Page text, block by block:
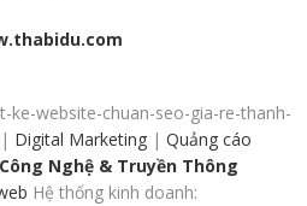
website-chuan-seo-gia-re-thanh-
| Digital Marketing | Quảng cáo
Nghệ & Truyền Thông
Hệ thống kinh doanh: